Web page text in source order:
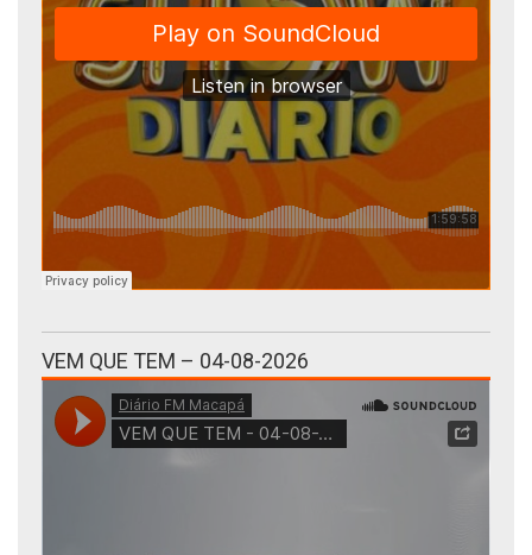
VEM QUE TEM – 04-08-2026